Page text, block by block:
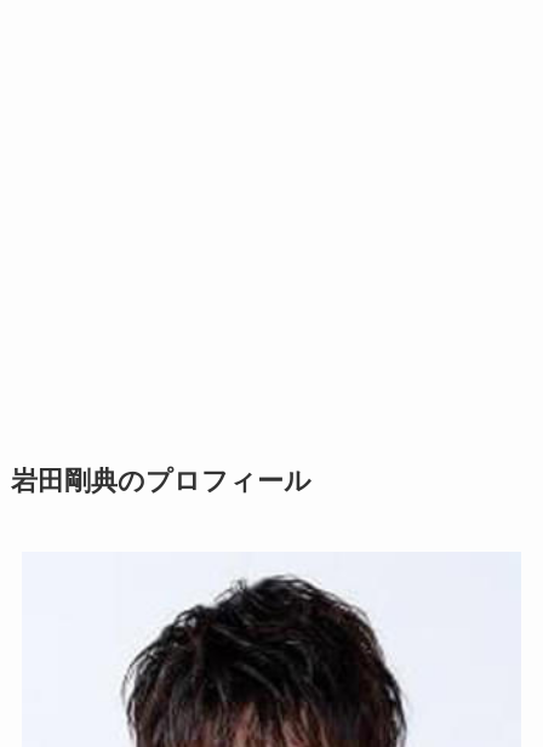
岩田剛典のプロフィール